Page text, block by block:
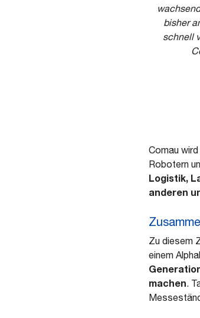
bisher
schnell
Comau
Robotern
Logistik,
anderen
Zu diesem
einem
machen.